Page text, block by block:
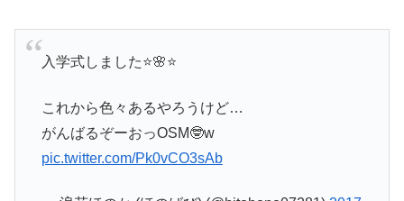
入学式しました⭐️🌸⭐️
これから色々あるやろうけど…
がんばるぞーおっOSM🤓w
pic.twitter.com/Pk0vCO3sAb